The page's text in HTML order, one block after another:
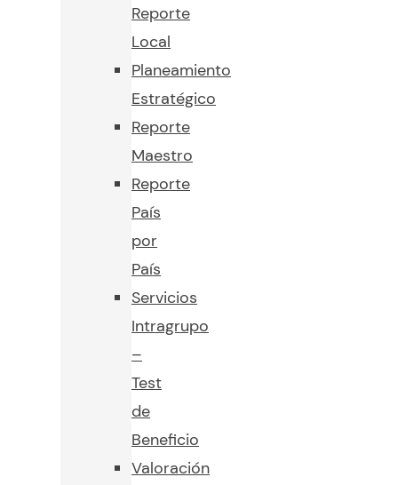
Reporte
Local
Planeamiento
Estratégico
Reporte
Maestro
Reporte
País
por
País
Servicios
Intragrupo
–
Test
de
Beneficio
Valoración